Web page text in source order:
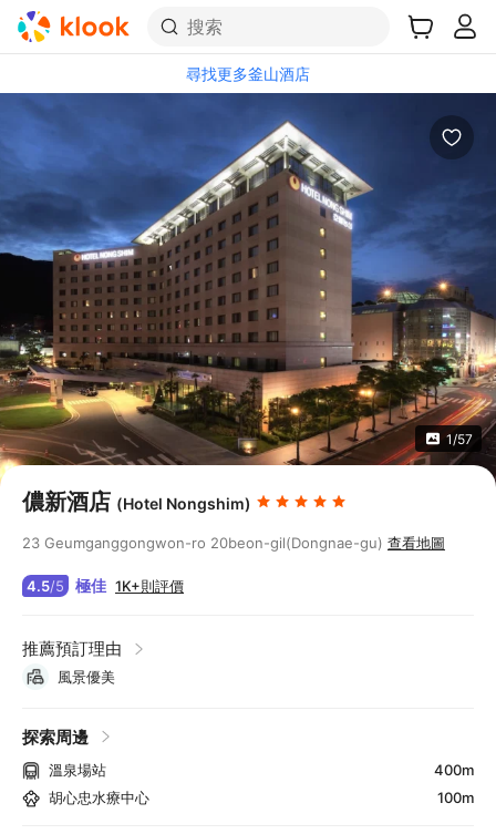
搜索
尋找更多釜山酒店
1/57
儂新酒店 (Hotel Nongshim)
23 Geumganggongwon-ro 20beon-gil(Dongnae-gu) 查看地圖
4.5/5 極佳 1K+則評價
推薦預訂理由
風景優美
探索周邊
溫泉場站
400m
胡心忠水療中心
100m